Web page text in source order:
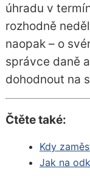
úhradu v
rozhodně
naopak – o
správce daně
dohodnout na
Čtěte také:
Kdy
Jak na